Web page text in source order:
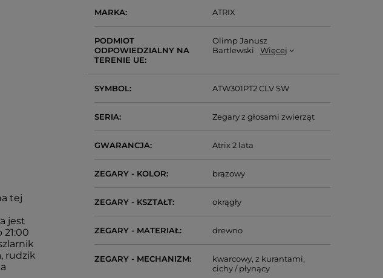
tej
jest
rudzik
MARKA ATRIX
PODMIOT
ODPOWIEDZIALNY NA
TERENIE UE
Olimp Janusz
Bartlewski
Więcej
SYMBOL ATW301PT2 CLV SW
SERIA Zegary z głosami zwierząt
GWARANCJA Atrix 2 lata
ZEGARY - KOLOR brązowy
ZEGARY - KSZTAŁT okrągły
ZEGARY - MATERIAŁ drewno
ZEGARY - MECHANIZM kwarcowy z kurantami
cichy / płynący